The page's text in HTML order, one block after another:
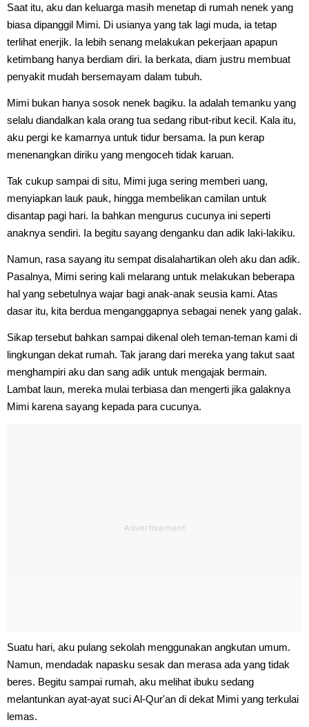
Saat itu, aku dan keluarga masih menetap di rumah nenek yang
biasa dipanggil Mimi. Di usianya yang tak lagi muda, ia tetap
terlihat enerjik. Ia lebih senang melakukan pekerjaan apapun
ketimbang hanya berdiam diri. Ia berkata, diam justru membuat
penyakit mudah bersemayam dalam tubuh.
Mimi bukan hanya sosok nenek bagiku. Ia adalah temanku yang
selalu diandalkan kala orang tua sedang ribut-ribut kecil. Kala itu,
aku pergi ke kamarnya untuk tidur bersama. Ia pun kerap
menenangkan diriku yang mengoceh tidak karuan.
Tak cukup sampai di situ, Mimi juga sering memberi uang,
menyiapkan lauk pauk, hingga membelikan camilan untuk
disantap pagi hari. Ia bahkan mengurus cucunya ini seperti
anaknya sendiri. Ia begitu sayang denganku dan adik laki-lakiku.
Namun, rasa sayang itu sempat disalahartikan oleh aku dan adik.
Pasalnya, Mimi sering kali melarang untuk melakukan beberapa
hal yang sebetulnya wajar bagi anak-anak seusia kami. Atas
dasar itu, kita berdua menganggapnya sebagai nenek yang galak.
Sikap tersebut bahkan sampai dikenal oleh teman-teman kami di
lingkungan dekat rumah. Tak jarang dari mereka yang takut saat
menghampiri aku dan sang adik untuk mengajak bermain.
Lambat laun, mereka mulai terbiasa dan mengerti jika galaknya
Mimi karena sayang kepada para cucunya.
Suatu hari, aku pulang sekolah menggunakan angkutan umum.
Namun, mendadak napasku sesak dan merasa ada yang tidak
beres. Begitu sampai rumah, aku melihat ibuku sedang
melantunkan ayat-ayat suci Al-Qur'an di dekat Mimi yang terkulai
lemas.